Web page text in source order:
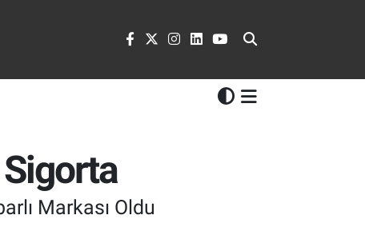
Markası Oldu